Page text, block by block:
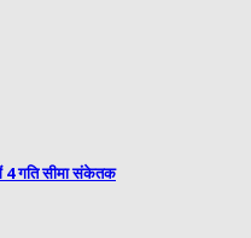
गति सीमा संकेतक